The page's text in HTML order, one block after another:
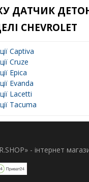
ДАТЧИК
CHEVROLET
Captiva
Cruze
Epica
Evanda
Lacetti
Tacuma
- інтернет